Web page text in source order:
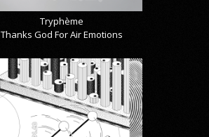
Tryphème
Thanks God For Air Emotions